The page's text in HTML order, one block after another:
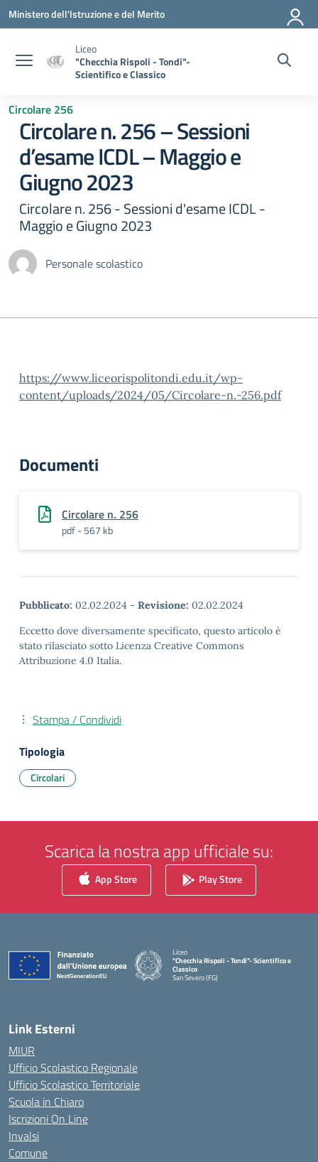
Vai ai contenuti
Vai al menu di navigazione
Vai al footer
Ministero dell'Istruzione e del Merito
Liceo
"Checchia Rispoli - Tondi"-
Scientifico e Classico
Circolare 256
Circolare n. 256 – Sessioni
d’esame ICDL – Maggio e
Giugno 2023
Circolare n. 256 - Sessioni d'esame ICDL -
Maggio e Giugno 2023
Personale scolastico
https://www.liceorispolitondi.edu.it/wp-
content/uploads/2024/05/Circolare-n.-256.pdf
Documenti
Circolare n. 256
pdf - 567 kb
Pubblicato: 02.02.2024 - Revisione: 02.02.2024
Eccetto dove diversamente specificato, questo articolo è
stato rilasciato sotto Licenza Creative Commons
Attribuzione 4.0 Italia.
Stampa / Condividi
Tipologia
Circolari
Scarica la nostra app ufficiale su:
App Store Play Store
Liceo
"Checchia Rispoli - Tondi"- Scientifico e
Classico
San Severo (FG)
Link Esterni
MIUR
Ufficio Scolastico Regionale
Ufficio Scolastico Territoriale
Scuola in Chiaro
Iscrizioni On Line
Invalsi
Comune